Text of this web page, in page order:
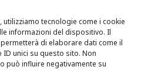
tecnologie come i cookie
informazioni del dispositivo. Il
di elaborare dati come il
unici su questo sito. Non
può influire negativamente su
angolo verde di
Stiamo parlando del
Filippo Novaro” di
dei Fiori. Un tempo
e...